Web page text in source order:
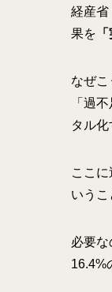
経産省
果を
なぜ
「過
タル
ここ
いうこ
必要
16.4%